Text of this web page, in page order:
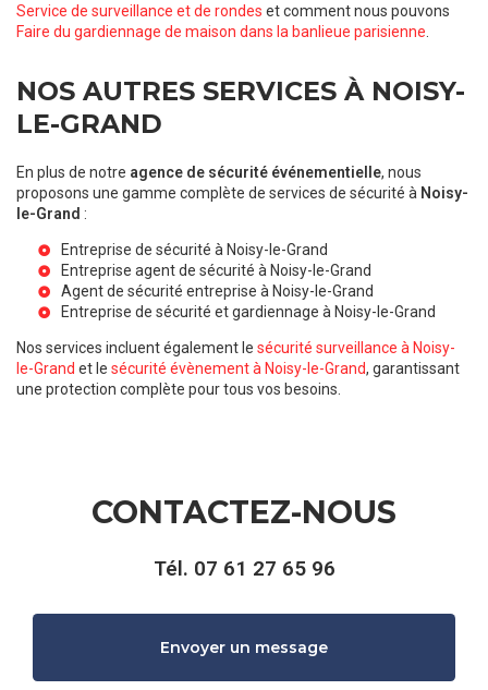
Service de surveillance et de rondes et comment nous pouvons
Faire du gardiennage de maison dans la banlieue parisienne
NOS AUTRES SERVICES À NOISY-
LE-GRAND
En plus de notre agence de sécurité événementielle, nous
proposons une gamme complète de services de sécurité à Noisy-
le-Grand :
Entreprise de sécurité à Noisy-le-Grand
Entreprise agent de sécurité à Noisy-le-Grand
Agent de sécurité entreprise à Noisy-le-Grand
Entreprise de sécurité et gardiennage à Noisy-le-Grand
Nos services incluent également le sécurité surveillance à Noisy-
le-Grand et le sécurité évènement à Noisy-le-Grand, garantissant
une protection complète pour tous vos besoins.
CONTACTEZ-NOUS
Tél. 07 61 27 65 96
Envoyer un message